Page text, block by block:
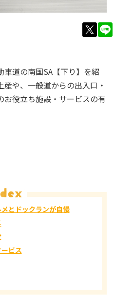
道の南国SA【下り】を紹
や、一般道からの出入口・
お役立ち施設・サービスの有
とドックランが自慢
ビス